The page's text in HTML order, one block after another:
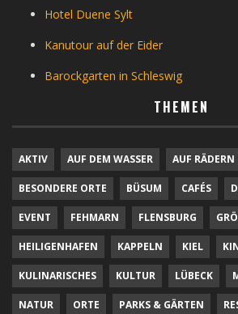
Hotel Duene Sylt
Kanutour auf der Eider
Barockgarten in Schleswig
THEMEN
AKTIV AUF DEM WASSER AUF RÄDERN
BESONDERE ORTE BÜSUM CAFÉS
EVENT FEHMARN FLENSBURG
HEILIGENHAFEN KAPPELN KIEL
KULINARISCHES KULTUR LÜBECK
NATUR ORTE PARKS & GÄRTEN